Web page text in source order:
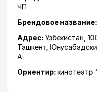
ЧП
Брендовое название:
Адрес: Узбекистан,
Ташкент,
А
Ориентир: